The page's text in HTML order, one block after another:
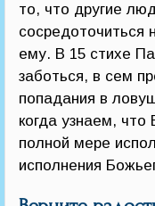
то, что другие
сосредоточиться
ему. В 15 стихе
заботься, в сем
попадания в
когда узнаем, что
полной мере
исполнения